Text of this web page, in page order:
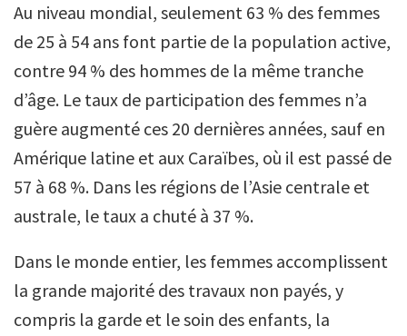
Au niveau mondial, seulement 63 % des femmes
de 25 à 54 ans font partie de la population active,
contre 94 % des hommes de la même tranche
d’âge. Le taux de participation des femmes n’a
guère augmenté ces 20 dernières années, sauf en
Amérique latine et aux Caraïbes, où il est passé de
57 à 68 %. Dans les régions de l’Asie centrale et
australe, le taux a chuté à 37 %.
Dans le monde entier, les femmes accomplissent
la grande majorité des travaux non payés, y
compris la garde et le soin des enfants, la